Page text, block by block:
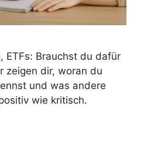
ETFs: Brauchst du dafür
zeigen dir, woran du
und was andere
wie kritisch.